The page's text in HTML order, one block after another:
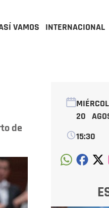
VAMOS INTERNACIONAL
de
20
15:30